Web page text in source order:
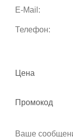
Цена
Промокод